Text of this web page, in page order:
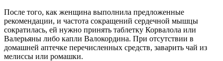
После того, как женщина выполнила предложенные
рекомендации, и частота сокращений сердечной мышцы
сократилась, ей нужно принять таблетку Корвалола или
Валерьяны либо капли Валокордина. При отсутствии в
домашней аптечке перечисленных средств, заварить чай из
мелиссы или ромашки.